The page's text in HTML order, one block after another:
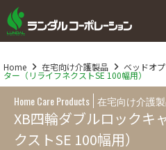
在宅介護向け製品
医療・福祉施設向け製品
医療機器等製品
Home 在宅向け介護製品 ベッドオ
ター（リライフネクストSE 100幅用）
Home Care Products 在宅向け介護
XB四輪ダブルロックキ
クストSE 100幅用）